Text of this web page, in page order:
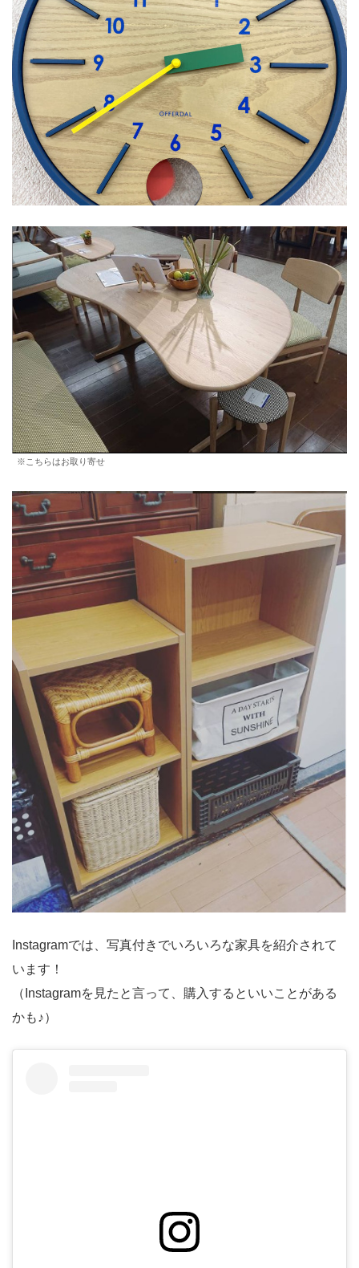
※こちらはお取り寄せ
Instagramでは、写真付きでいろいろな家具を紹介されて
います！
（Instagramを見たと言って、購入するといいことがある
かも♪）